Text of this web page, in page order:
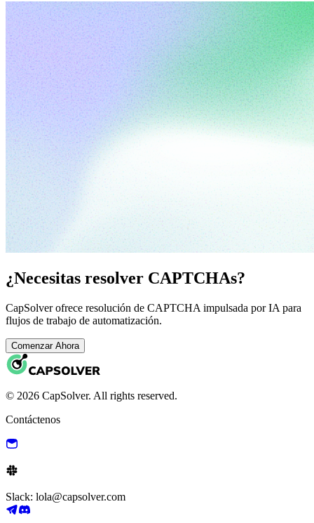
¿Necesitas resolver CAPTCHAs?
CapSolver ofrece resolución de CAPTCHA impulsada por IA para
flujos de trabajo de automatización.
Comenzar Ahora
© 2026 CapSolver. All rights reserved.
Contáctenos
Slack: lola@capsolver.com